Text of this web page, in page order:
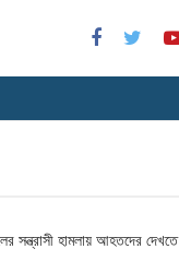
সন্ত্রাসী হামলায় আহতদের দেখতে